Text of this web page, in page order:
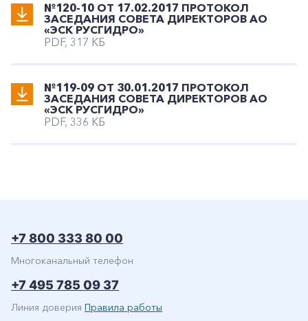
№120-10 ОТ 17.02.2017 ПРОТОКОЛ
ЗАСЕДАНИЯ СОВЕТА ДИРЕКТОРОВ АО
«ЭСК РУСГИДРО»
PDF, 317 КБ
№119-09 ОТ 30.01.2017 ПРОТОКОЛ
ЗАСЕДАНИЯ СОВЕТА ДИРЕКТОРОВ АО
«ЭСК РУСГИДРО»
PDF, 336 КБ
+7 800 333 80 00
Многоканальный телефон
+7 495 785 09 37
Линия доверия Правила работы